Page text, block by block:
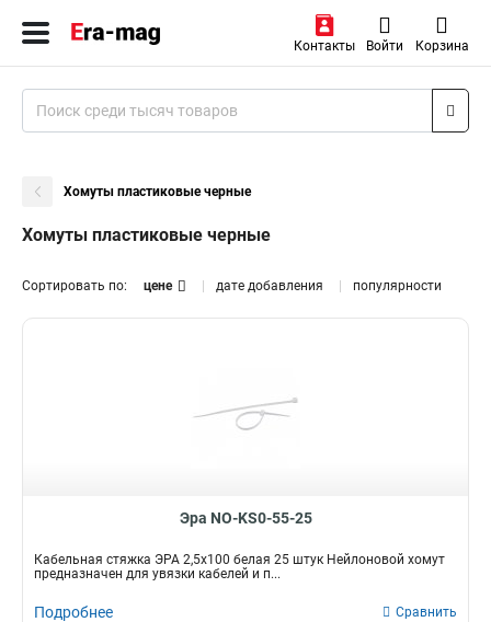
Контакты Войти Корзина
Хомуты пластиковые черные
Хомуты пластиковые черные
Сортировать по: цене дате добавления популярности
Эра NO-KS0-55-25
Кабельная стяжка ЭРА 2,5х100 белая 25 штук Нейлоновой хомут
предназначен для увязки кабелей и п...
Подробнее Сравнить